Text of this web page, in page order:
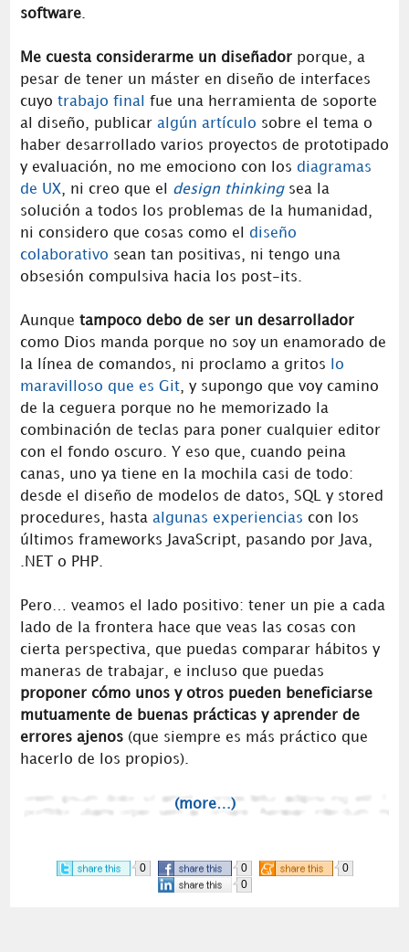
software.
Me cuesta considerarme un diseñadorporque, a
pesar de tener un máster en diseño de interfaces
cuyo trabajo final
fue una herramienta de soporte
al diseño, publicar algún artículo sobre el tema o
haber desarrollado varios proyectos de prototipado
y evaluación, no me emociono con los diagramas
de UX , ni creo que el design thinkingsea la
solución a todos los problemas de la humanidad,
ni considero que cosas como el diseño
colaborativo sean tan positivas, ni tengo una
obsesión compulsiva hacia los post-its.
Aunque tampoco debo de ser un desarrollador
como Dios manda porque no soy un enamorado de
la línea de comandos, ni proclamo a gritos
lo
maravilloso que es Git, y supongo que voy camino
de la ceguera porque no he memorizado la
combinación de teclas para poner cualquier editor
con el fondo oscuro. Y eso que, cuando peina
canas, uno ya tiene en la mochila casi de todo:
desde el diseño de modelos de datos, SQL y stored
procedures, hasta algunas experiencias con los
últimos frameworks JavaScript, pasando por Java,
.NET o PHP.
Pero… veamos el lado positivo: tener un pie a cada
lado de la frontera hace que veas las cosas con
cierta perspectiva, que puedas comparar hábitos y
maneras de trabajar, e incluso que puedas
proponer cómo unos y otros pueden beneficiarse
mutuamente de buenas prácticas y aprender de
errores ajenos(que siempre es más práctico que
hacerlo de los propios).
(more…)
0 0
0
0